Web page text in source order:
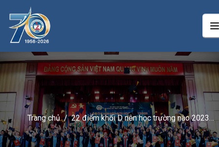
Trang chủ / 22 điểm khối D nên học trường nào 2023
thích hợp nhất?